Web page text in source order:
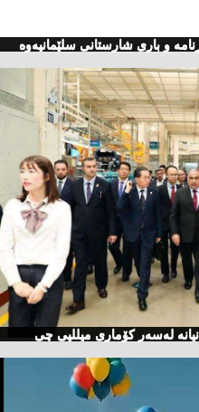
و باری شارستانی سلێمانیه‌وه‌
لەسەر كۆماری میللیی چی